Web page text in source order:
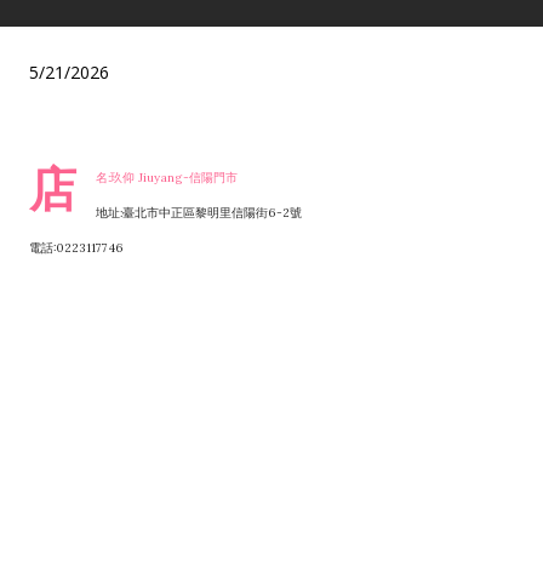
5/21/2026
店 名:玖仰 Jiuyang-信陽門市
地址:臺北市中正區黎明里信陽街6-2號
電話:0223117746